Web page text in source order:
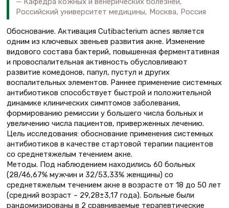
Российский университет медицины, Москва, Россия
Обоснование. Активация Cutibacterium acnes является
одним из ключевых звеньев развития акне. Изменение
видового состава бактерий, повышенная ферментативная
и провоспалительная активность обусловливают
развитие комедонов, папул, пустул и других
воспалительных элементов. Раннее применение системных
антибиотиков способствует быстрой и положительной
динамике клинических симптомов заболевания,
формированию ремиссии у большего числа больных и
увеличению числа пациентов, приверженных лечению.
Цель исследования: обоснование применения системных
антибиотиков в качестве стартовой терапии пациентов
со среднетяжелым течением акне.
Методы. Под наблюдением находились 60 больных
(28/46,67% мужчин и 32/53,33% женщины) со
среднетяжелым течением акне в возрасте от 18 до 50 лет
(средний возраст – 29,28±3,17 года). Больные были
рандомизированы в 2 сравниваемые терапевтические